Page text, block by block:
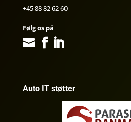
+45 88 82 62 60
Følg os på
Auto IT støtter